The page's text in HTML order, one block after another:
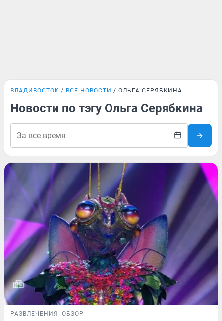
ВЛАДИВОСТОК ВСЕ НОВОСТИ ОЛЬГА СЕРЯБКИНА
Новости по тэгу Ольга Серябкина
РАЗВЛЕЧЕНИЯ ОБЗОР